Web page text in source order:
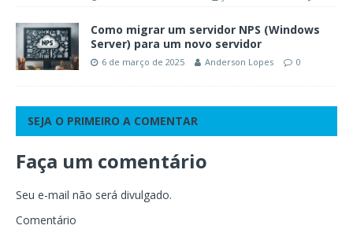
Como migrar um servidor NPS (Windows
Server) para um novo servidor
6 de março de 2025 Anderson Lopes 0
SEJA O PRIMEIRO A COMENTAR
Faça um comentário
Seu e-mail não será divulgado.
Comentário